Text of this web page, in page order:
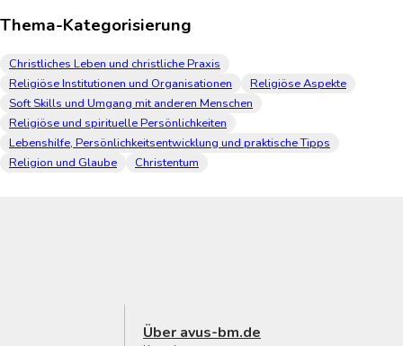
Thema-Kategorisierung
Christliches Leben und christliche Praxis
Religiöse Institutionen und Organisationen
Religiöse Aspekte
Soft Skills und Umgang mit anderen Menschen
Religiöse und spirituelle Persönlichkeiten
Lebenshilfe, Persönlichkeitsentwicklung und praktische Tipps
Religion und Glaube
Christentum
Über avus-bm.de